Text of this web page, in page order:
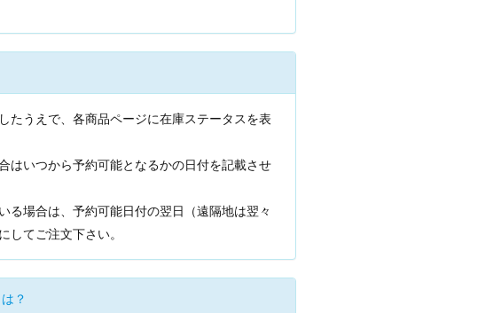
たうえで、各商品ページに在庫ステータスを表
はいつから予約可能となるかの日付を記載させ
る場合は、予約可能日付の翌日（遠隔地は翌々
してご注文下さい。
？